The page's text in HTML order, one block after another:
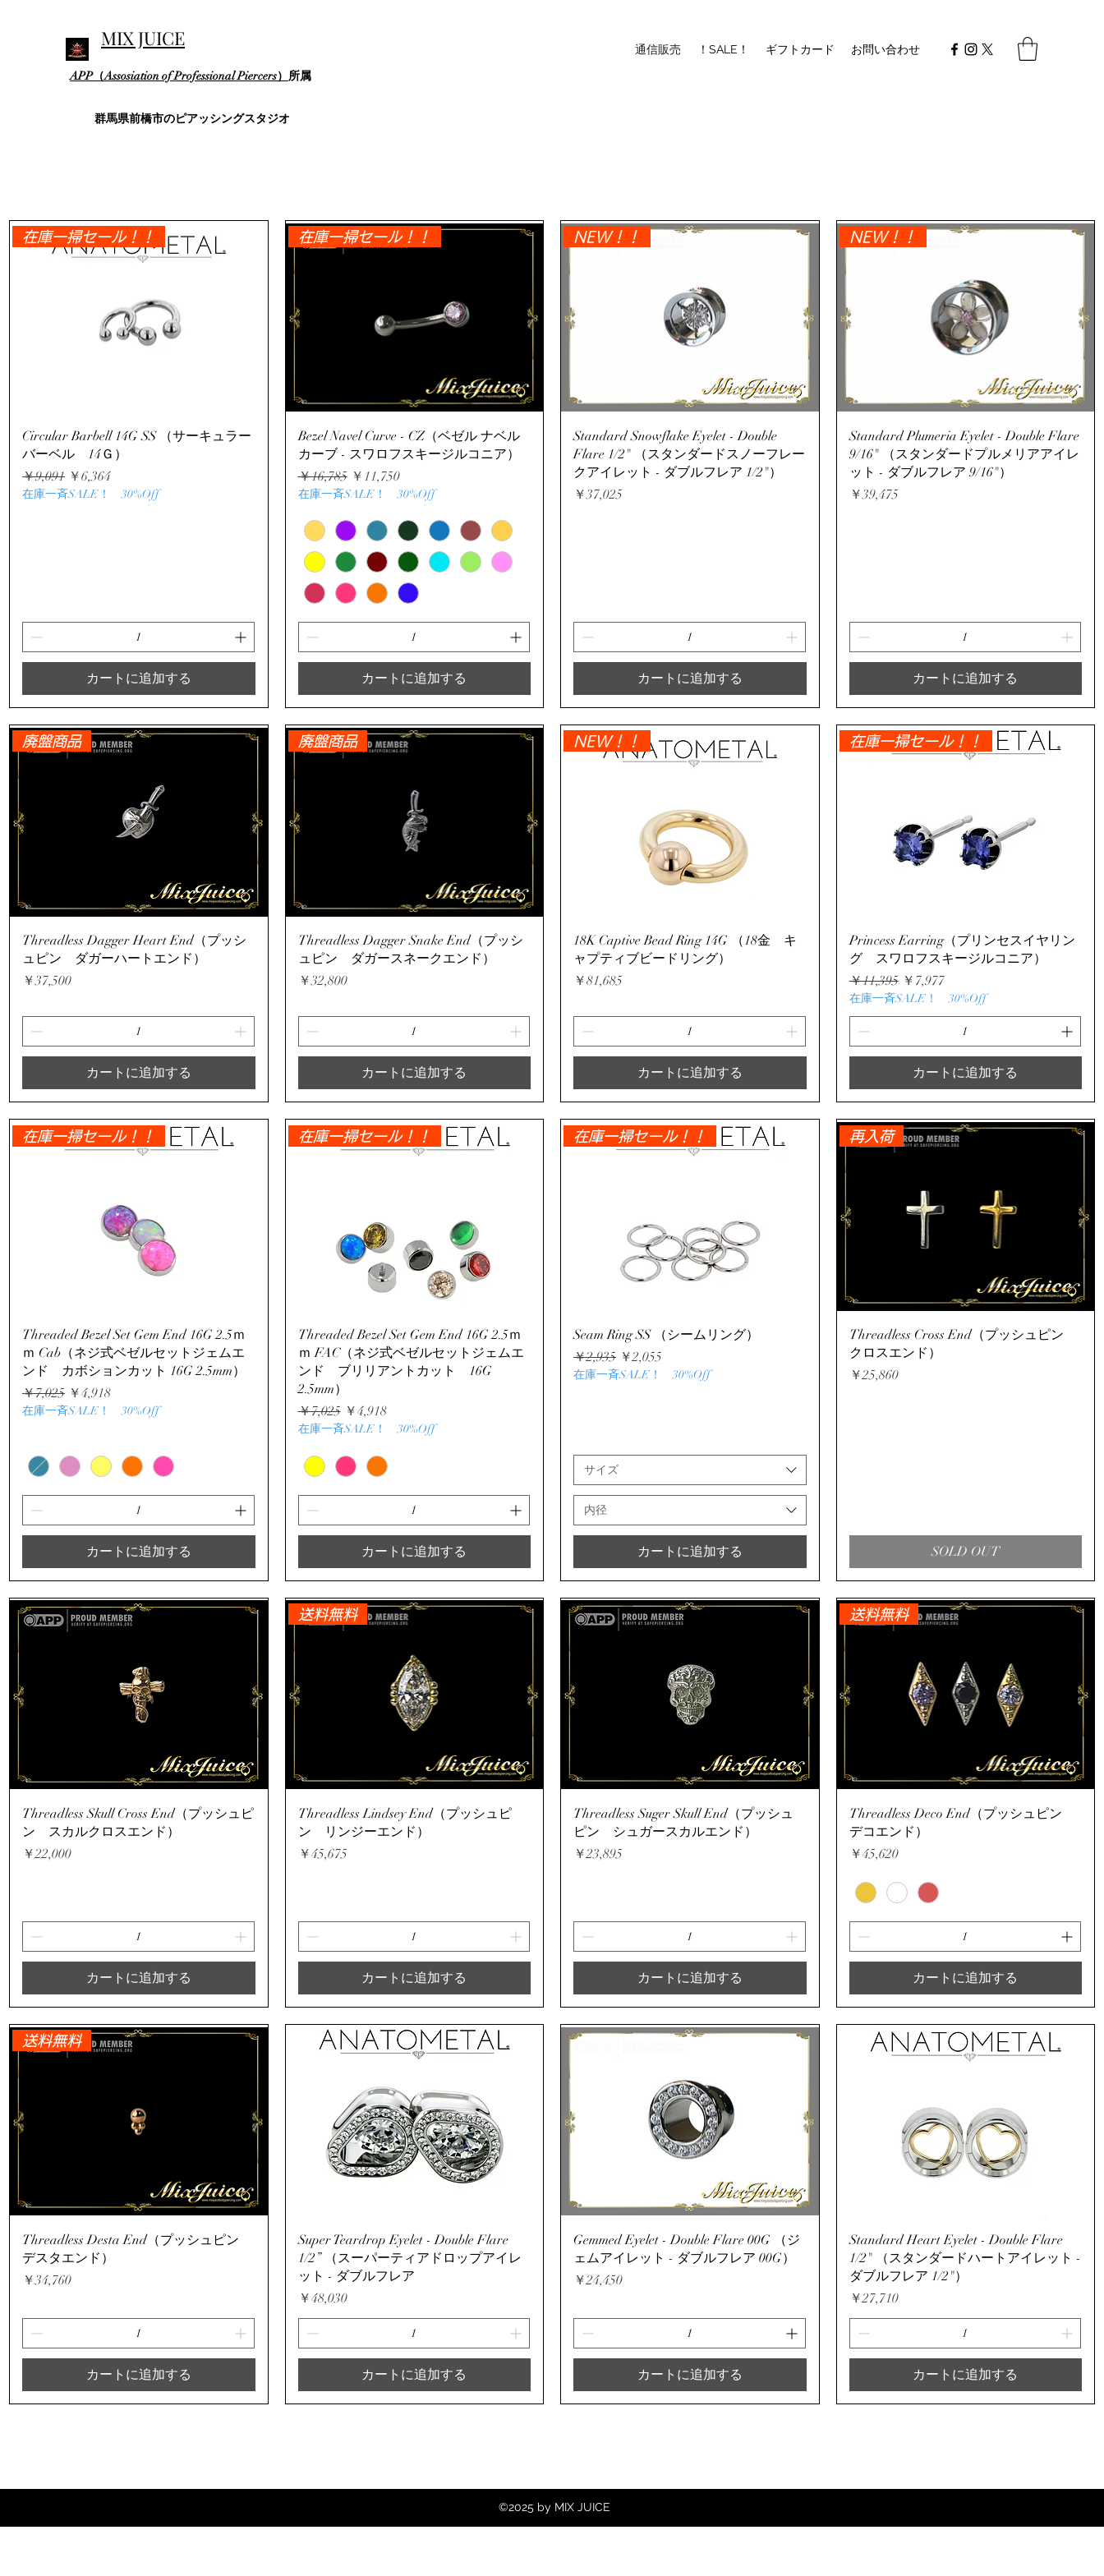
MIX JUICE
APP（Assosiation of Professional Piercers） 所属
群馬県前橋市のピアッシングスタジオ
通信販売 ！SALE！ ギフトカード お問い合わせ
クイックビュー
在庫一掃セール！！
Circular Barbell 14G SS （サーキュラー
バーベル 14Ｇ）
通常価格
￥9,091 セール価格
￥6,364
在庫一斉SALE！ 30%Off
カートに追加する
クイックビュー
在庫一掃セール！！
Bezel Navel Curve - CZ（ベゼル ナベル
カーブ - スワロフスキージルコニア）
通常価格
￥16,785 セール価格
￥11,750
在庫一斉SALE！ 30%Off
カートに追加する
クイックビュー
NEW！！
Standard Snowflake Eyelet - Double
Flare 1/2" （スタンダードスノーフレー
クアイレット - ダブルフレア 1/2"）
価格
￥37,025
カートに追加する
クイックビュー
NEW！！
Standard Plumeria Eyelet - Double Flare
9/16" （スタンダードプルメリアアイレ
ット - ダブルフレア 9/16"）
価格
￥39,475
カートに追加する
クイックビュー
廃盤商品
Threadless Dagger Heart End（プッシ
ュピン ダガーハートエンド）
価格
￥37,500
カートに追加する
クイックビュー
廃盤商品
Threadless Dagger Snake End（プッシ
ュピン ダガースネークエンド）
価格
￥32,800
カートに追加する
クイックビュー
NEW！！
18K Captive Bead Ring 14G （18金 キ
ャプティブビードリング）
価格
￥81,685
カートに追加する
クイックビュー
在庫一掃セール！！
Princess Earring（プリンセスイヤリン
グ スワロフスキージルコニア）
通常価格
￥11,395 セール価格
￥7,977
在庫一斉SALE！ 30%Off
カートに追加する
クイックビュー
在庫一掃セール！！
Threaded Bezel Set Gem End 16G 2.5ｍ
ｍ Cab（ネジ式ベゼルセットジェムエ
ンド カボションカット 16G 2.5mm）
通常価格
￥7,025 セール価格
￥4,918
在庫一斉SALE！ 30%Off
カートに追加する
クイックビュー
在庫一掃セール！！
Threaded Bezel Set Gem End 16G 2.5ｍ
ｍ FAC（ネジ式ベゼルセットジェムエ
ンド ブリリアントカット 16G
2.5mm）
通常価格
￥7,025 セール価格
￥4,918
在庫一斉SALE！ 30%Off
カートに追加する
クイックビュー
在庫一掃セール！！
Seam Ring SS （シームリング）
通常価格
￥2,935 セール価格
￥2,055
在庫一斉SALE！ 30%Off
サイズ
内径
カートに追加する
クイックビュー
再入荷
Threadless Cross End（プッシュピン
クロスエンド）
価格
￥25,860
SOLD OUT
クイックビュー
Threadless Skull Cross End（プッシュピ
ン スカルクロスエンド）
価格
￥22,000
カートに追加する
クイックビュー
送料無料
Threadless Lindsey End（プッシュピ
ン リンジーエンド）
価格
￥45,675
カートに追加する
クイックビュー
Threadless Suger Skull End（プッシュ
ピン シュガースカルエンド）
価格
￥23,895
カートに追加する
クイックビュー
送料無料
Threadless Deco End（プッシュピン
デコエンド）
価格
￥45,620
カートに追加する
クイックビュー
送料無料
Threadless Desta End（プッシュピン
デスタエンド）
価格
￥34,760
カートに追加する
クイックビュー
Super Teardrop Eyelet - Double Flare
1/2” （スーパーティアドロップアイレ
ット - ダブルフレア
価格
￥48,030
カートに追加する
クイックビュー
Gemmed Eyelet - Double Flare 00G （ジ
ェムアイレット - ダブルフレア 00G）
価格
￥24,450
カートに追加する
クイックビュー
Standard Heart Eyelet - Double Flare
1/2" （スタンダードハートアイレット -
ダブルフレア 1/2"）
価格
￥27,710
カートに追加する
©2025 by MIX JUICE